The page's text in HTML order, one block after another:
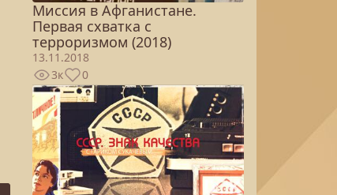
Миссия в Афганистане.
Первая схватка с
терроризмом (2018)
13.11.2018
3к
0